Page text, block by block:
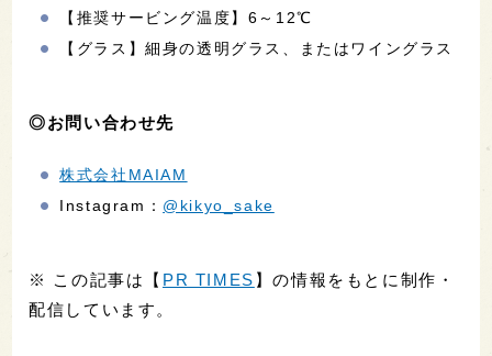
【推奨サービング温度】6～12℃
【グラス】細身の透明グラス、またはワイングラス
◎お問い合わせ先
株式会社MAIAM
Instagram： @kikyo_sake
※ この記事は【 PR TIMES 】の情報をもとに制作・
配信しています。